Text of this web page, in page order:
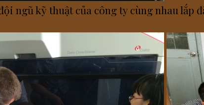
ngũ kỹ thuật của công ty cùng nhau lắp